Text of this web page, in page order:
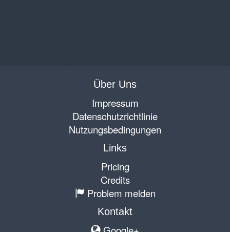
Über Uns
Impressum
Datenschutzrichtlinie
Nutzungsbedingungen
Links
Pricing
Credits
Problem melden
Kontakt